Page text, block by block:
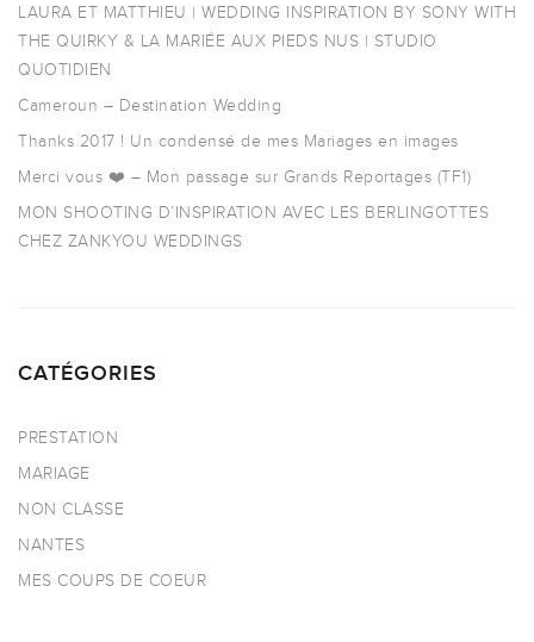
LAURA ET MATTHIEU | WEDDING INSPIRATION BY SONY WITH
THE QUIRKY & LA MARIÉE AUX PIEDS NUS | STUDIO
QUOTIDIEN
Cameroun – Destination Wedding
Thanks 2017 ! Un condensé de mes Mariages en images
Merci vous ❤️ – Mon passage sur Grands Reportages (TF1)
MON SHOOTING D’INSPIRATION AVEC LES BERLINGOTTES
CHEZ ZANKYOU WEDDINGS
CATÉGORIES
PRESTATION
MARIAGE
NON CLASSE
NANTES
MES COUPS DE COEUR